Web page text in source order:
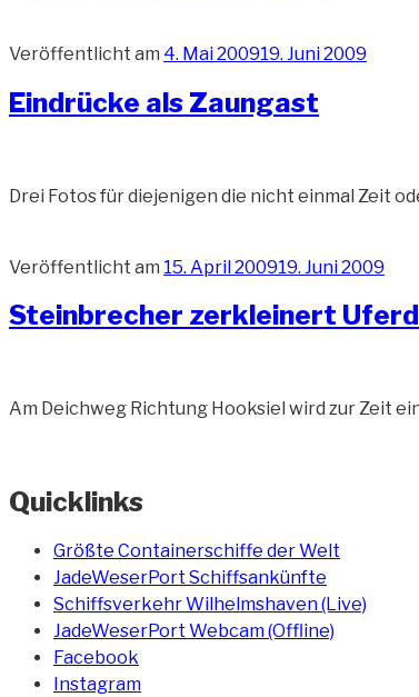
Veröffentlicht am 4. Mai 200919. Juni 2009
Eindrücke als Zaungast
Drei Fotos für diejenigen die nicht einmal Zeit
Veröffentlicht am 15. April 200919. Juni 2009
Steinbrecher zerkleinert
Am Deichweg Richtung Hooksiel wird zur Zeit
Quicklinks
Größte Containerschiffe der Welt
JadeWeserPort Schiffsankünfte
Schiffsverkehr Wilhelmshaven (Live)
JadeWeserPort Webcam (Offline)
Facebook
Instagram